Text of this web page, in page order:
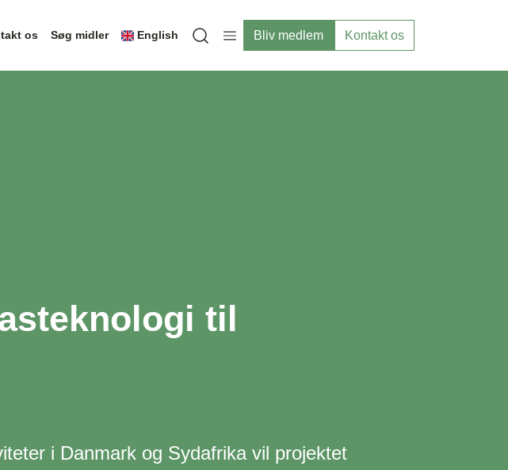
os Søg midler English
Open search modal
Bliv medlem Kontakt os
til
i Danmark og Sydafrika vil projektet